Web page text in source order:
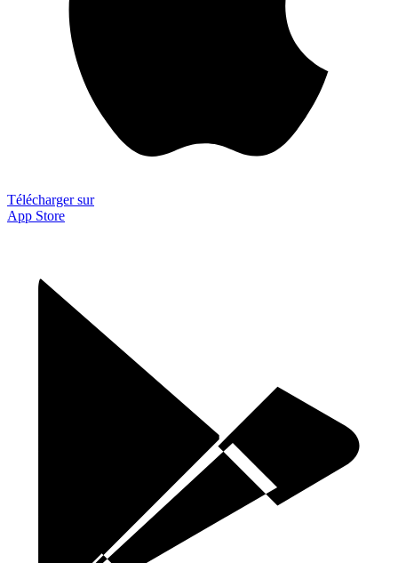
Télécharger sur
App Store